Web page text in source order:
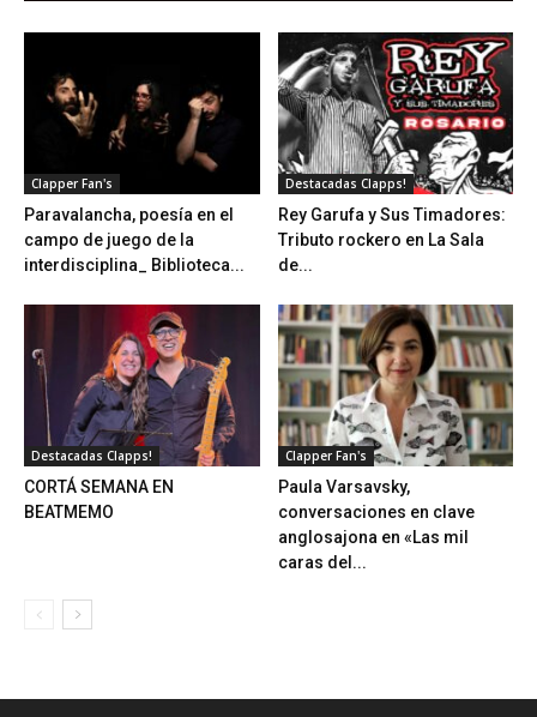
Clapper Fan's
Paravalancha, poesía en el
campo de juego de la
interdisciplina_ Biblioteca...
Destacadas Clapps!
Rey Garufa y Sus Timadores:
Tributo rockero en La Sala
de...
Destacadas Clapps!
CORTÁ SEMANA EN
BEATMEMO
Clapper Fan's
Paula Varsavsky,
conversaciones en clave
anglosajona en «Las mil
caras del...